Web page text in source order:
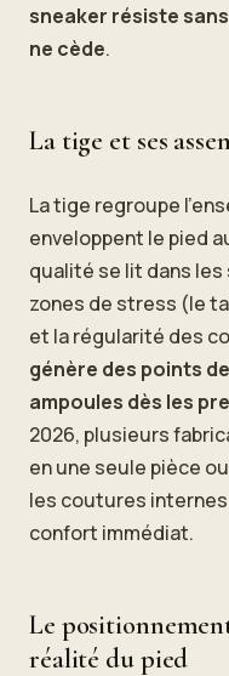
sneaker résiste
ne cède.
La tige et ses
La tige regroupe
enveloppent le pied
qualité se lit dans
zones de stress (le
et la régularité des
génère des points
ampoules dès les
2026, plusieurs
en une seule pièce
les coutures
confort immédiat.
Le
réalité du pied